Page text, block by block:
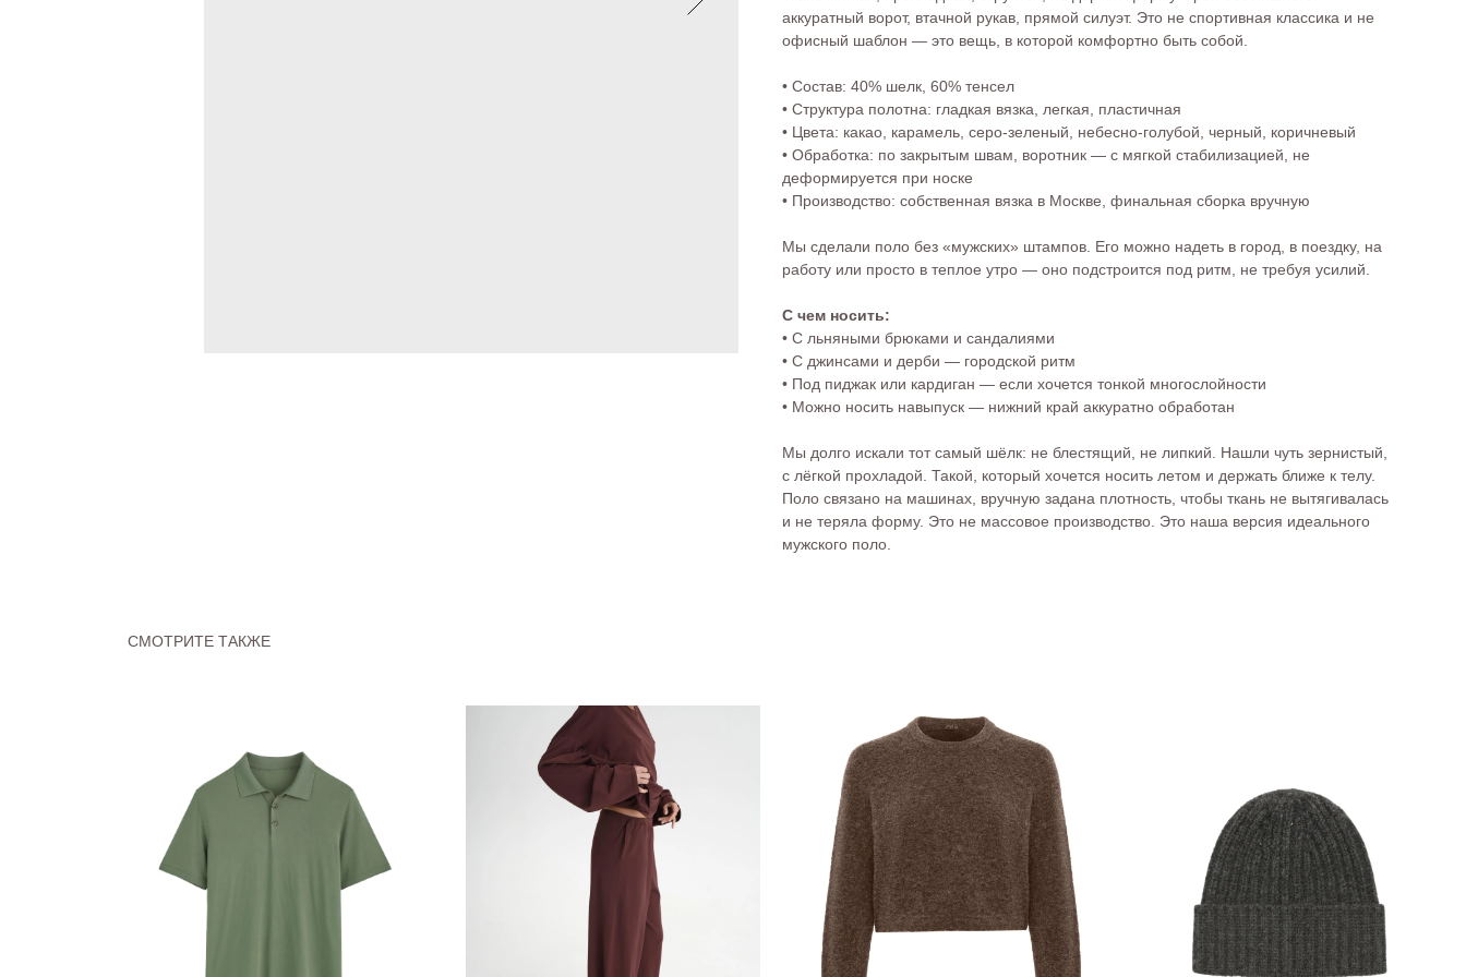
аккуратный ворот, втачной рукав, прямой силуэт. Это не спортивная классика и не
офисный шаблон — это вещь, в которой комфортно быть собой.
• Состав: 40% шелк, 60% тенсел
• Структура полотна: гладкая вязка, легкая, пластичная
• Цвета: какао, карамель, серо-зеленый, небесно-голубой, черный, коричневый
• Обработка: по закрытым швам, воротник — с мягкой стабилизацией, не
деформируется при носке
• Производство: собственная вязка в Москве, финальная сборка вручную
Мы сделали поло без «мужских» штампов. Его можно надеть в город, в поездку, на
работу или просто в теплое утро — оно подстроится под ритм, не требуя усилий.
С чем носить:
• С льняными брюками и сандалиями
• С джинсами и дерби — городской ритм
• Под пиджак или кардиган — если хочется тонкой многослойности
• Можно носить навыпуск — нижний край аккуратно обработан
Мы долго искали тот самый шёлк: не блестящий, не липкий. Нашли чуть зернистый,
с лёгкой прохладой. Такой, который хочется носить летом и держать ближе к телу.
Поло связано на машинах, вручную задана плотность, чтобы ткань не вытягивалась
и не теряла форму. Это не массовое производство. Это наша версия идеального
мужского поло.
СМОТРИТЕ ТАКЖЕ